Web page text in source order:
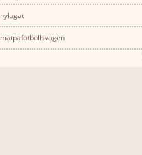
nylagat
matpafotbollsvagen